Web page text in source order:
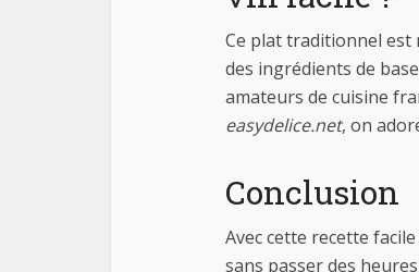
Ce plat traditionnel est
des ingrédients de
amateurs de cuisine
easydelice.net, on
Conclusion
Avec cette recette
sans passer des